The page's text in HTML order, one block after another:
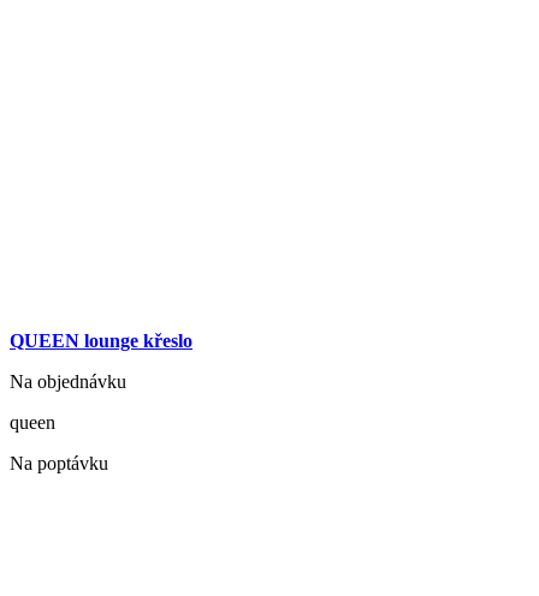
QUEEN lounge křeslo
Na objednávku
queen
Na poptávku